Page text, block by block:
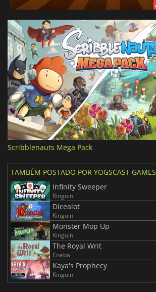
Scribblenauts Mega Pack
TAMBÉM POSTADO POR YOGSCAST GAMES
Infinity Sweeper
Kinguin
Dicealot
Kinguin
Monster Mop Up
Kinguin
The Royal Writ
Eneba
Kaya's Prophecy
Kinguin